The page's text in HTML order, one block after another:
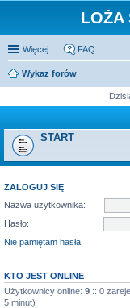
LOŻA
Więcej… FAQ
Wykaz forów
START
ZALOGUJ SIĘ
Nazwa użytkownika:
Hasło:
Nie pamiętam hasła
KTO JEST ONLINE
Użytkownicy online: 9 :: 0
5 minut)